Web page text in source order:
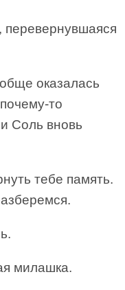
перевернувшаяся
оказалась
то
Соль вновь
тебе память.
милашка.